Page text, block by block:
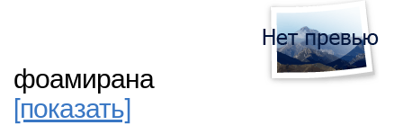
фоамирана
[показать]